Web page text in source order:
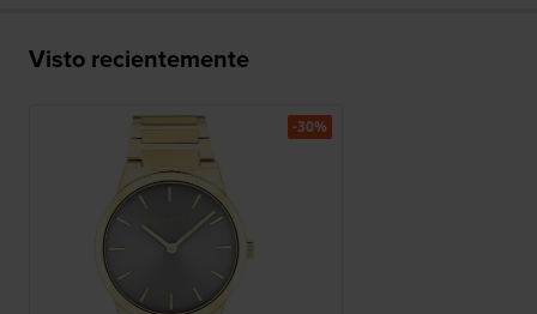
Visto recientemente
-30%